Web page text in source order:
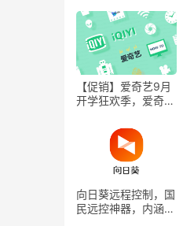
【促销】爱奇艺9月
开学狂欢季，爱奇艺
一年京东VIP！
向日葵远程控制，国
民远控神器，内涵福